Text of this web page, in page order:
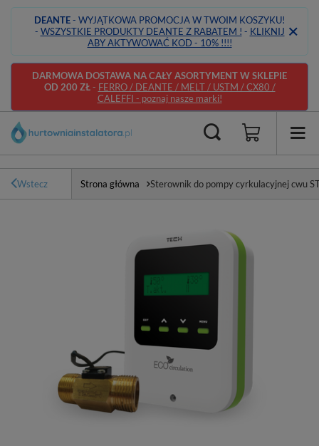
DEANTE- WYJĄTKOWA PROMOCJA W TWOIM KOSZYKU!
- WSZYSTKIE PRODUKTY DEANTE Z RABATEM ! - KLIKNIJ
ABY AKTYWOWAĆ KOD - 10% !!!!
DARMOWA DOSTAWA NA CAŁY ASORTYMENT W SKLEPIE
OD 200 ZŁ- FERRO / DEANTE / MELT / USTM / CX80 /
CALEFFI - poznaj nasze marki!
Wstecz Strona główna Sterownik do pompy cyrkulacyjnej cwu